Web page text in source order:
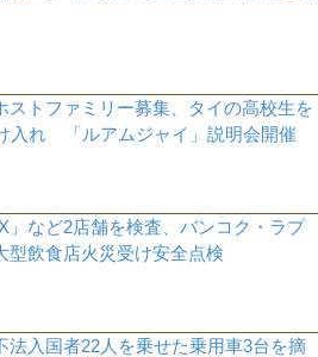
ストファミリー募集、タイの高校生を
入れ 「ルアムジャイ」説明会開催
」など2店舗を検査、バンコク・ラプ
型飲食店火災受け安全点検
法入国者22人を乗せた乗用車3台を摘